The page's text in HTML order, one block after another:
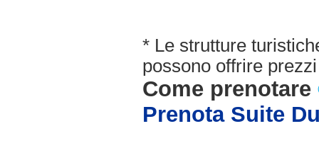
* Le strutture
possono offrire
Come prenotare
Prenota Suite